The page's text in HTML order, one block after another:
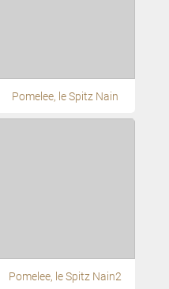
Pomelee, le Spitz Nain
Pomelee, le Spitz Nain2